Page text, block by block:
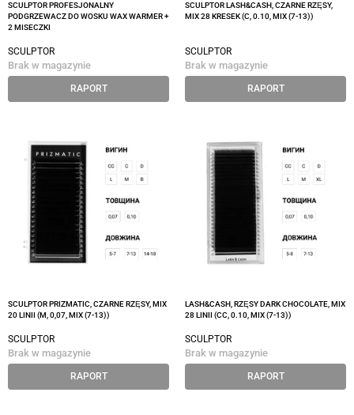
SCULPTOR PROFESJONALNY
PODGRZEWACZ DO WOSKU WAX WARMER +
2 MISECZKI
SCULPTOR
Brak w magazynie
RAPORT
SCULPTOR LASH&CASH, CZARNE RZĘSY,
MIX 28 KRESEK (C, 0.10, MIX (7-13))
SCULPTOR
Brak w magazynie
RAPORT
SCULPTOR PRIZMATIC, CZARNE RZĘSY, MIX
20 LINII (M, 0,07, MIX (7-13))
SCULPTOR
Brak w magazynie
RAPORT
LASH&CASH, RZĘSY DARK CHOCOLATE, MIX
28 LINII (CC, 0.10, MIX (7-13))
SCULPTOR
Brak w magazynie
RAPORT